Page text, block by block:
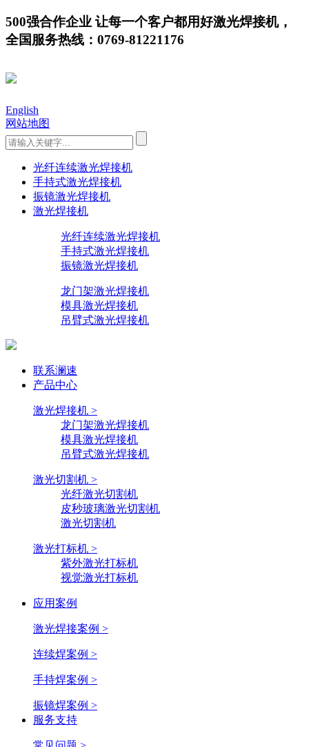
500强合作企业 让每一个客户都用好激光焊接机，
全国服务热线：0769-81221176
English
网站地图
光纤连续激光焊接机
手持式激光焊接机
振镜激光焊接机
激光焊接机
光纤连续激光焊接机
手持式激光焊接机
振镜激光焊接机
龙门架激光焊接机
模具激光焊接机
吊臂式激光焊接机
联系澜速
产品中心
激光焊接机 >
龙门架激光焊接机
模具激光焊接机
吊臂式激光焊接机
激光切割机 >
光纤激光切割机
皮秒玻璃激光切割机
激光切割机
激光打标机 >
紫外激光打标机
视觉激光打标机
应用案例
激光焊接案例 >
连续焊案例 >
手持焊案例 >
振镜焊案例 >
服务支持